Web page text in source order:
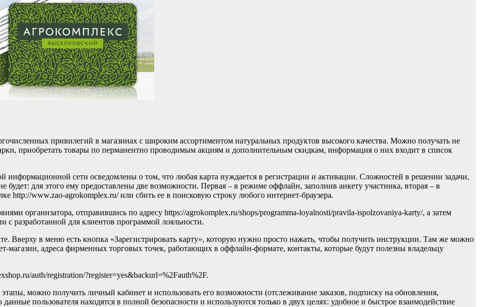
привилегий в магазинах с широким ассортиментом натуральных продуктов высокого качества. Можно получать не
приобретать товары по перманентно проводимым акциям и дополнительным скидкам, информация о них входит в список
информационной сети осведомлены о том, что любая карта нуждается в регистрации и активации. Сложностей в решении задачи,
будет: для этого ему предоставлены две возможности. Первая – в режиме оффлайн, заполнив анкету участника, вторая – в
http://www.zao-agrokomplex.ru/ или сбить ее в поисковую строку любого интернет-браузера.
организатора, отправившись по адресу https://agrokomplex.ru/shops/programma-loyalnosti/pravila-ispolzovaniya-karty/, а затем
с разработанной для клиентов программой лояльности.
Вверху в меню есть кнопка «Зарегистрировать карту», которую нужно просто нажать, чтобы получить инструкции. Там же можно
магазин, адреса фирменных торговых точек, работающих в оффлайн-формате, контакты, которые будут полезны владельцу
auth/registration/?register=yes&backurl=%2Fauth%2F.
можно получить личный кабинет и использовать его возможности (отслеживание заказов, подписку на обновления,
пользователя находятся в полной безопасности и используются только в двух целях: удобное и быстрое взаимодействие